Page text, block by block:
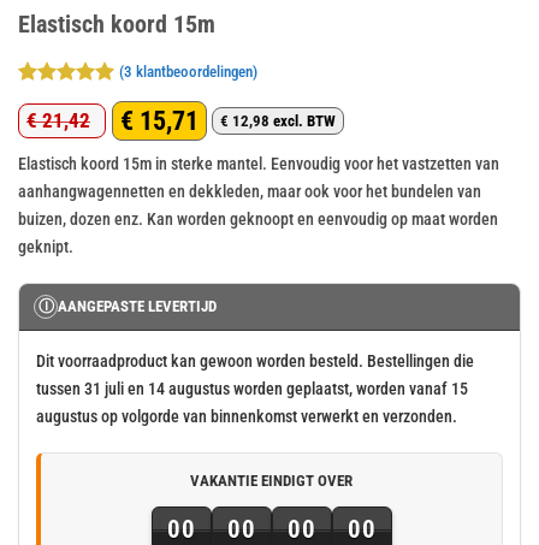
Elastisch koord 15m
Gewaardeerd
5op 5
gebaseerd
op
3
klant
(3 klantbeoordelingen)
€21,42
Oorspronkelijke
prijs
was:
€ 21,42.
€ 15,71
Huidige
prijs
is:
€ 15,71.
€ 12,98 excl. BTW
Elastisch koord 15m in sterke mantel. Eenvoudig voor het vastzetten van
aanhangwagennetten en dekkleden, maar ook voor het bundelen van
buizen, dozen enz. Kan worden geknoopt en eenvoudig op maat worden
geknipt.
Ⓘ AANGEPASTE LEVERTIJD
Dit voorraadproduct kan gewoon worden besteld. Bestellingen die
tussen 31 juli en 14 augustus worden geplaatst, worden vanaf 15
augustus op volgorde van binnenkomst verwerkt en verzonden.
VAKANTIE EINDIGT OVER
00 00 00 00